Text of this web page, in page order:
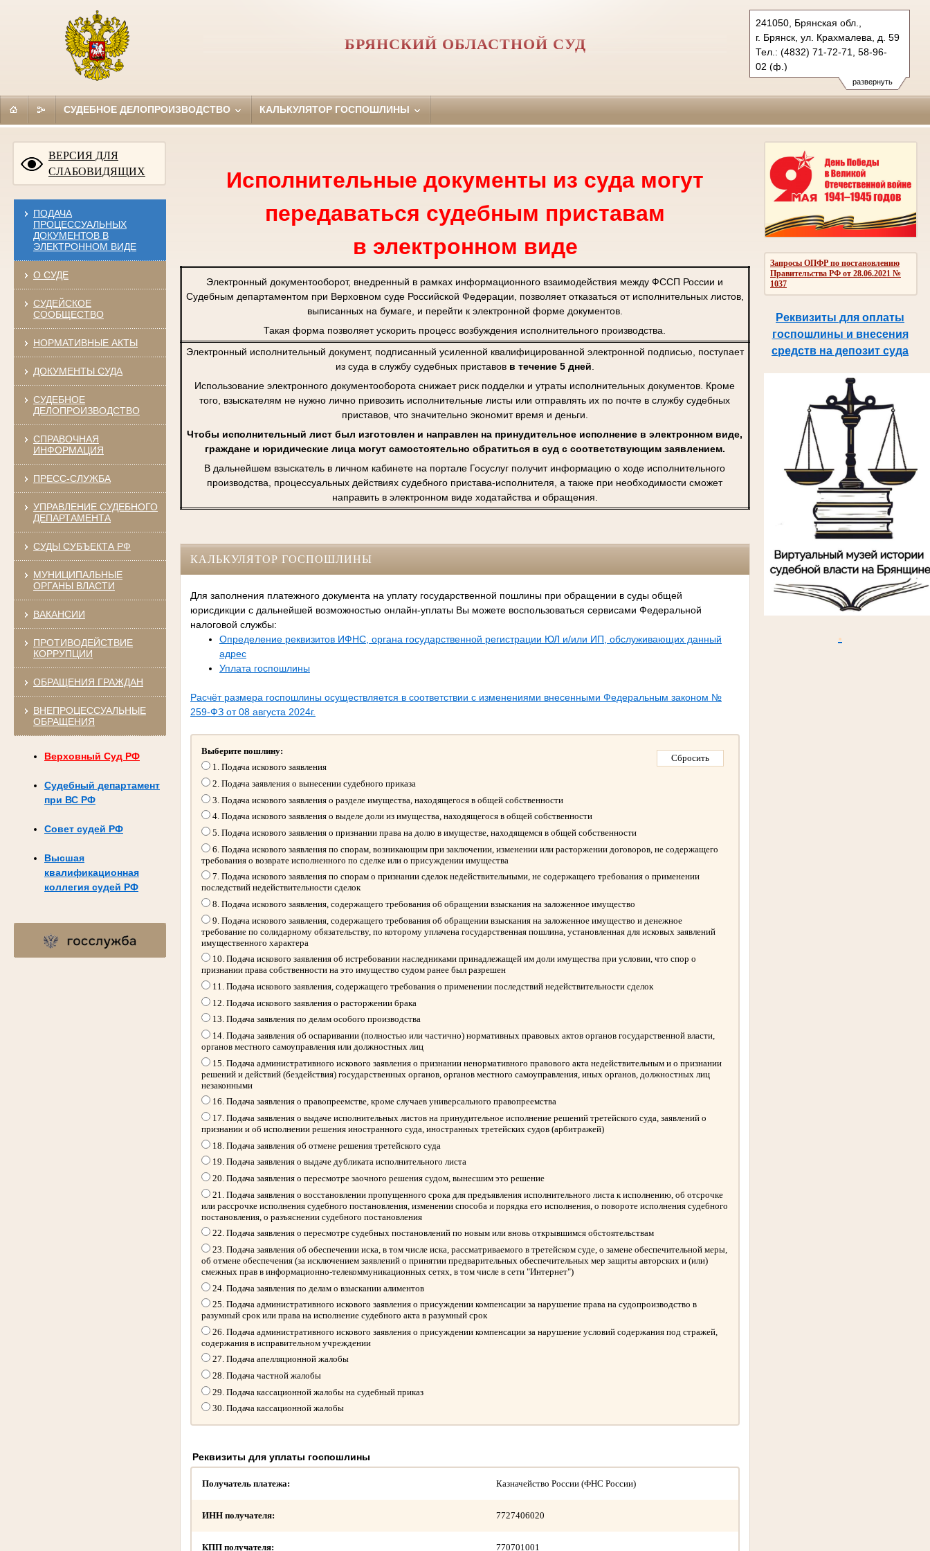
развернуть
241050, Брянская обл.,
г. Брянск, ул. Крахмалева, д. 59
Тел.: (4832) 71-72-71, 58-96-
02 (ф.)
oblsud.brj@sudrf.ru
БРЯНСКИЙ ОБЛАСТНОЙ СУД
СУДЕБНОЕ ДЕЛОПРОИЗВОДСТВО КАЛЬКУЛЯТОР ГОСПОШЛИНЫ
ВЕРСИЯ ДЛЯ
СЛАБОВИДЯЩИХ
ПОДАЧА
ПРОЦЕССУАЛЬНЫХ
ДОКУМЕНТОВ В
ЭЛЕКТРОННОМ ВИДЕ
О СУДЕ
СУДЕЙСКОЕ
СООБЩЕСТВО
НОРМАТИВНЫЕ АКТЫ
ДОКУМЕНТЫ СУДА
СУДЕБНОЕ
ДЕЛОПРОИЗВОДСТВО
СПРАВОЧНАЯ
ИНФОРМАЦИЯ
ПРЕСС-СЛУЖБА
УПРАВЛЕНИЕ СУДЕБНОГО
ДЕПАРТАМЕНТА
СУДЫ СУБЪЕКТА РФ
МУНИЦИПАЛЬНЫЕ
ОРГАНЫ ВЛАСТИ
ВАКАНСИИ
ПРОТИВОДЕЙСТВИЕ
КОРРУПЦИИ
ОБРАЩЕНИЯ ГРАЖДАН
ВНЕПРОЦЕССУАЛЬНЫЕ
ОБРАЩЕНИЯ
Верховный Суд РФ
Судебный департамент
при ВС РФ
Совет судей РФ
Высшая
квалификационная
коллегия судей РФ
Запросы ОПФР по постановлению
Правительства РФ от 28.06.2021 №
1037
Реквизиты для оплаты
госпошлины и внесения
средств на депозит суда
.
Исполнительные документы из суда могут
передаваться судебным приставам
в электронном виде
Электронный документооборот, внедренный в рамках информационного взаимодействия между ФССП России и
Судебным департаментом при Верховном суде Российской Федерации, позволяет отказаться от исполнительных листов,
выписанных на бумаге, и перейти к электронной форме документов.
Такая форма позволяет ускорить процесс возбуждения исполнительного производства.
Электронный исполнительный документ, подписанный усиленной квалифицированной электронной подписью, поступает
из суда в службу судебных приставов в течение 5 дней.
Использование электронного документооборота снижает риск подделки и утраты исполнительных документов. Кроме
того, взыскателям не нужно лично привозить исполнительные листы или отправлять их по почте в службу судебных
приставов, что значительно экономит время и деньги.
Чтобы исполнительный лист был изготовлен и направлен на принудительное исполнение в электронном виде,
граждане и юридические лица могут самостоятельно обратиться в суд с соответствующим заявлением.
В дальнейшем взыскатель в личном кабинете на портале Госуслуг получит информацию о ходе исполнительного
производства, процессуальных действиях судебного пристава-исполнителя, а также при необходимости сможет
направить в электронном виде ходатайства и обращения.
КАЛЬКУЛЯТОР ГОСПОШЛИНЫ
Для заполнения платежного документа на уплату государственной пошлины при обращении в суды общей
юрисдикции с дальнейшей возможностью онлайн-уплаты Вы можете воспользоваться сервисами Федеральной
налоговой службы:
Определение реквизитов ИФНС, органа государственной регистрации ЮЛ и/или ИП, обслуживающих данный
адрес
Уплата госпошлины
Расчёт размера госпошлины осуществляется в соответствии с изменениями внесенными Федеральным законом №
259-ФЗ от 08 августа 2024г.
Выберите пошлину:
1. Подача искового заявления
2. Подача заявления о вынесении судебного приказа
3. Подача искового заявления о разделе имущества, находящегося в общей собственности
4. Подача искового заявления о выделе доли из имущества, находящегося в общей собственности
5. Подача искового заявления о признании права на долю в имуществе, находящемся в общей собственности
6. Подача искового заявления по спорам, возникающим при заключении, изменении или расторжении договоров, не содержащего
требования о возврате исполненного по сделке или о присуждении имущества
7. Подача искового заявления по спорам о признании сделок недействительными, не содержащего требования о применении
последствий недействительности сделок
8. Подача искового заявления, содержащего требования об обращении взыскания на заложенное имущество
9. Подача искового заявления, содержащего требования об обращении взыскания на заложенное имущество и денежное
требование по солидарному обязательству, по которому уплачена государственная пошлина, установленная для исковых заявлений
имущественного характера
10. Подача искового заявления об истребовании наследниками принадлежащей им доли имущества при условии, что спор о
признании права собственности на это имущество судом ранее был разрешен
11. Подача искового заявления, содержащего требования о применении последствий недействительности сделок
12. Подача искового заявления о расторжении брака
13. Подача заявления по делам особого производства
14. Подача заявления об оспаривании (полностью или частично) нормативных правовых актов органов государственной власти,
органов местного самоуправления или должностных лиц
15. Подача административного искового заявления о признании ненормативного правового акта недействительным и о признании
решений и действий (бездействия) государственных органов, органов местного самоуправления, иных органов, должностных лиц
незаконными
16. Подача заявления о правопреемстве, кроме случаев универсального правопреемства
17. Подача заявления о выдаче исполнительных листов на принудительное исполнение решений третейского суда, заявлений о
признании и об исполнении решения иностранного суда, иностранных третейских судов (арбитражей)
18. Подача заявления об отмене решения третейского суда
19. Подача заявления о выдаче дубликата исполнительного листа
20. Подача заявления о пересмотре заочного решения судом, вынесшим это решение
21. Подача заявления о восстановлении пропущенного срока для предъявления исполнительного листа к исполнению, об отсрочке
или рассрочке исполнения судебного постановления, изменении способа и порядка его исполнения, о повороте исполнения судебного
постановления, о разъяснении судебного постановления
22. Подача заявления о пересмотре судебных постановлений по новым или вновь открывшимся обстоятельствам
23. Подача заявления об обеспечении иска, в том числе иска, рассматриваемого в третейском суде, о замене обеспечительной меры,
об отмене обеспечения (за исключением заявлений о принятии предварительных обеспечительных мер защиты авторских и (или)
смежных прав в информационно-телекоммуникационных сетях, в том числе в сети "Интернет")
24. Подача заявления по делам о взыскании алиментов
25. Подача административного искового заявления о присуждении компенсации за нарушение права на судопроизводство в
разумный срок или права на исполнение судебного акта в разумный срок
26. Подача административного искового заявления о присуждении компенсации за нарушение условий содержания под стражей,
содержания в исправительном учреждении
27. Подача апелляционной жалобы
28. Подача частной жалобы
29. Подача кассационной жалобы на судебный приказ
30. Подача кассационной жалобы
Реквизиты для уплаты госпошлины
Получатель платежа: Казначейство России (ФНС России)
ИНН получателя: 7727406020
КПП получателя: 770701001